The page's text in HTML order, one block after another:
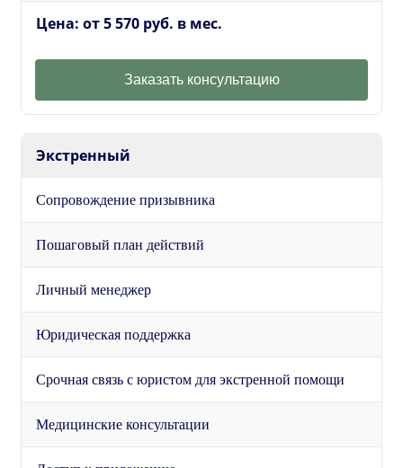
Цена: от 5 570 руб. в мес.
Заказать консультацию
Экстренный
Сопровождение призывника
Пошаговый план действий
Личный менеджер
Юридическая поддержка
Срочная связь с юристом для экстренной помощи
Медицинские консультации